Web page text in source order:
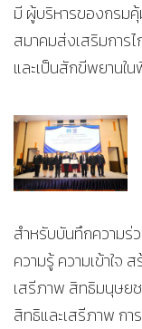
มี ผู้บริหารของกรม
สมาคมส่งเสริมการ
และเป็นสักขีพยานใ
สำหรับบันทึกความร่
ความรู้ ความเข้าใจ
เสรีภาพ สิทธิมนุษย
สิทธิและเสรีภาพ ก